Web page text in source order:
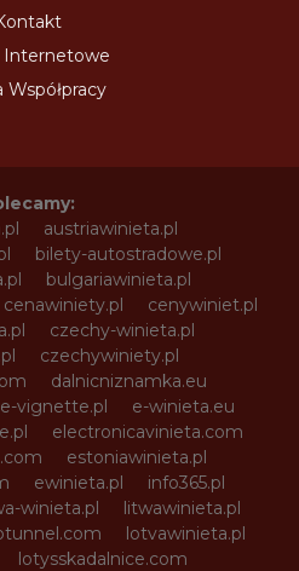
Internetowe
Współpracy
austriawinieta.pl
bilety-autostradowe.pl
bulgariawinieta.pl
cenawiniety.pl
cenywiniet.pl
czechy-winieta.pl
czechywiniety.pl
dalnicniznamka.eu
e-vignette.pl
e-winieta.eu
electronicavinieta.com
estoniawinieta.pl
ewinieta.pl
info365.pl
winieta.pl
litwawinieta.pl
lotvawinieta.pl
lotysskadalnice.com